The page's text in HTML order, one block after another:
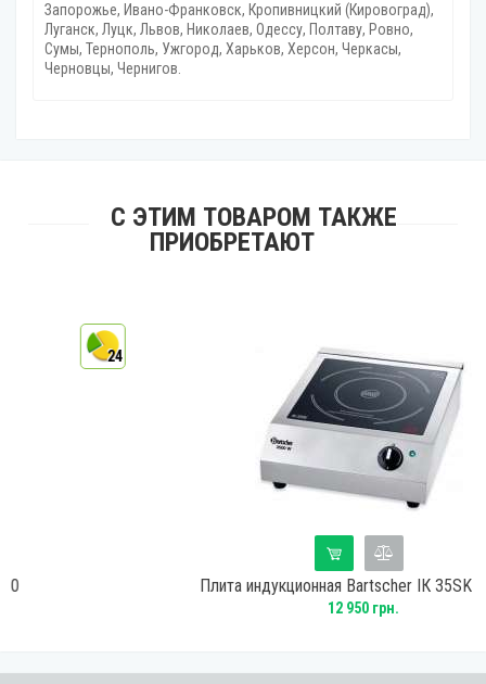
Запорожье, Ивано-Франковск, Кропивницкий‎ (Кировоград),
Луганск, Луцк, Львов, Николаев, Одессу, Полтаву, Ровно,
Сумы, Тернополь, Ужгород‎, Харьков, Херсон‎, Черкасы,
Черновцы, Чернигов.
С ЭТИМ ТОВАРОМ ТАКЖЕ
ПРИОБРЕТАЮТ
Плита индукционная Bartscher ІК 35SK 105837